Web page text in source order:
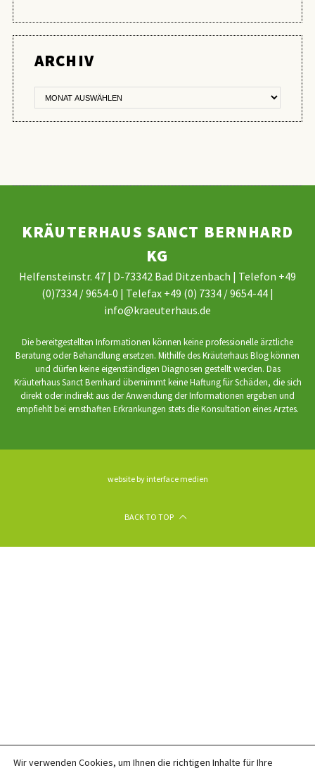
ARCHIV
KRÄUTERHAUS SANCT BERNHARD
KG
Helfensteinstr. 47 | D-73342 Bad Ditzenbach | Telefon +49
(0)7334 / 9654-0 | Telefax +49 (0) 7334 / 9654-44 |
info@kraeuterhaus.de
Die bereitgestellten Informationen können keine professionelle ärztliche
Beratung oder Behandlung ersetzen. Mithilfe des Kräuterhaus Blog können
und dürfen keine eigenständigen Diagnosen gestellt werden. Das
Kräuterhaus Sanct Bernhard übernimmt keine Haftung für Schäden, die sich
direkt oder indirekt aus der Anwendung der Informationen ergeben und
empfiehlt bei ernsthaften Erkrankungen stets die Konsultation eines Arztes.
website by interface medien
BACK TO TOP
Wir verwenden Cookies, um Ihnen die richtigen Inhalte für Ihre